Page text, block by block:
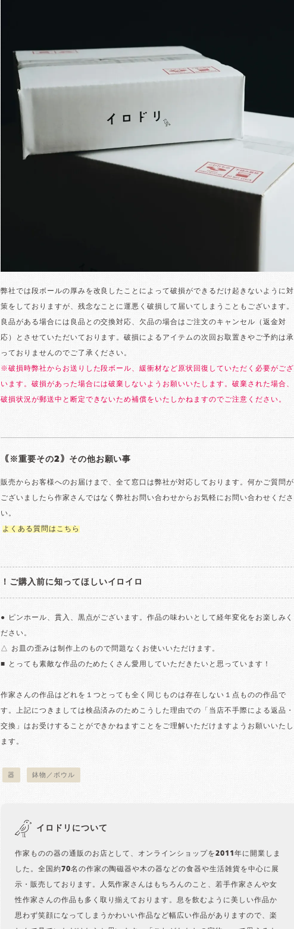
弊社では段ボールの厚みを改良したことによって破損ができるだけ起きないように対
策をしておりますが、残念なことに運悪く破損して届いてしまうこともございます。
良品がある場合には良品との交換対応、欠品の場合はご注文のキャンセル（返金対
応）とさせていただいております。破損によるアイテムの次回お取置きやご予約は承
っておりませんのでご了承ください。
※破損時弊社からお送りした段ボール、緩衝材など原状回復していただく必要がござ
います。破損があった場合には破棄しないようお願いいたします。破棄された場合、
破損状況が郵送中と断定できないため補償をいたしかねますのでご注意ください。
｟※重要その2｠その他お願い事
販売からお客様へのお届けまで、全て窓口は弊社が対応しております。何かご質問が
ございましたら作家さんではなく弊社お問い合わせからお気軽にお問い合わせくださ
い。
よくある質問はこちら
！ご購入前に知ってほしいイロイロ
● ピンホール、貫入、黒点がございます。作品の味わいとして経年変化をお楽しみく
ださい。
△ お皿の歪みは制作上のもので問題なくお使いいただけます。
■ とっても素敵な作品のためたくさん愛用していただきたいと思っています！
作家さんの作品はどれを１つとっても全く同じものは存在しない１点ものの作品で
す。上記につきましては検品済みのためこうした理由での「当店不手際による返品・
交換」はお受けすることができかねますことをご理解いただけますようお願いいたし
ます。
器 鉢物／ボウル
イロドリについて
作家ものの器の通販のお店として、オンラインショップを2011年に開業しま
した。全国約70名の作家の陶磁器や木の器などの食器や生活雑貨を中心に展
示・販売しております。人気作家さんはもちろんのこと、若手作家さんや女
性作家さんの作品も多く取り揃えております。息を飲むように美しい作品か
思わず笑顔になってしまうかわいい作品など幅広い作品がありますので、楽